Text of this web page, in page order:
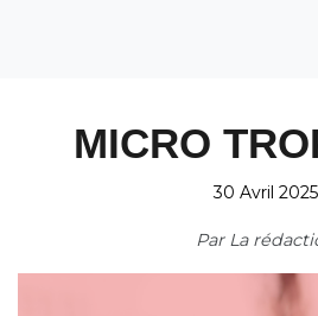
MICRO
30 Avril 2025
Par La